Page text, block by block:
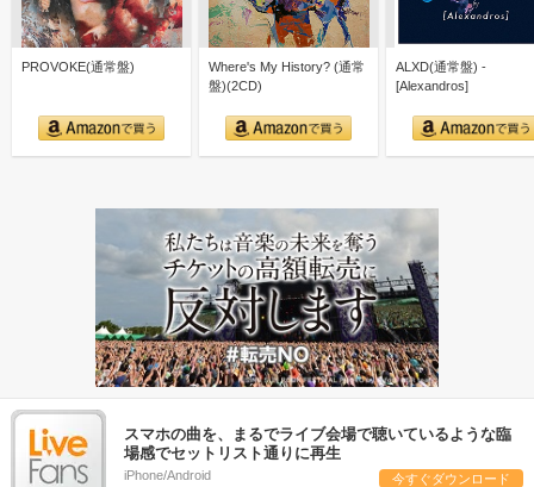
PROVOKE(通常盤)
Where's My History? (通常
盤)(2CD)
ALXD(通常盤) -
[Alexandros]
スマホの曲を、まるでライブ会場で聴いているような臨
場感でセットリスト通りに再生
iPhone/Android 今すぐダウンロード